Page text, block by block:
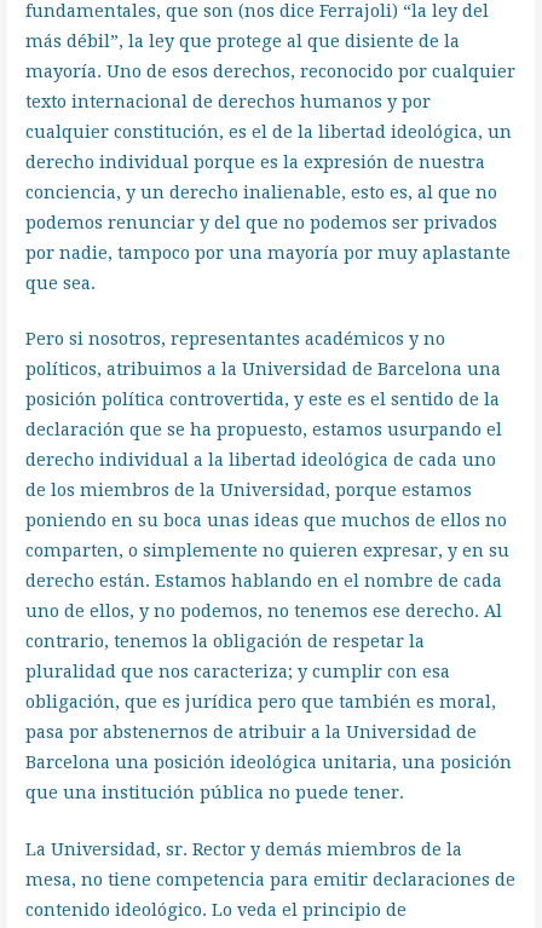
fundamentales, que son (nos dice Ferrajoli) “la ley del
más débil”, la ley que protege al que disiente de la
mayoría. Uno de esos derechos, reconocido por cualquier
texto internacional de derechos humanos y por
cualquier constitución, es el de la libertad ideológica, un
derecho individual porque es la expresión de nuestra
conciencia, y un derecho inalienable, esto es, al que no
podemos renunciar y del que no podemos ser privados
por nadie, tampoco por una mayoría por muy aplastante
que sea.
Pero si nosotros, representantes académicos y no
políticos, atribuimos a la Universidad de Barcelona una
posición política controvertida, y este es el sentido de la
declaración que se ha propuesto, estamos usurpando el
derecho individual a la libertad ideológica de cada uno
de los miembros de la Universidad, porque estamos
poniendo en su boca unas ideas que muchos de ellos no
comparten, o simplemente no quieren expresar, y en su
derecho están. Estamos hablando en el nombre de cada
uno de ellos, y no podemos, no tenemos ese derecho. Al
contrario, tenemos la obligación de respetar la
pluralidad que nos caracteriza; y cumplir con esa
obligación, que es jurídica pero que también es moral,
pasa por abstenernos de atribuir a la Universidad de
Barcelona una posición ideológica unitaria, una posición
que una institución pública no puede tener.
La Universidad, sr. Rector y demás miembros de la
mesa, no tiene competencia para emitir declaraciones de
contenido ideológico. Lo veda el principio de